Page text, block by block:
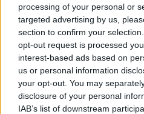
processing of your personal or
targeted advertising by us,
section to confirm your
opt-out request is processed
interest-based ads based on
us or personal information
your opt-out. You may
disclosure of your personal
IAB’s list of downstream
Η Λευκορωσία σταμάτησε
2011, επιλέγοντας
συμβαδίζει χρονικά με τη